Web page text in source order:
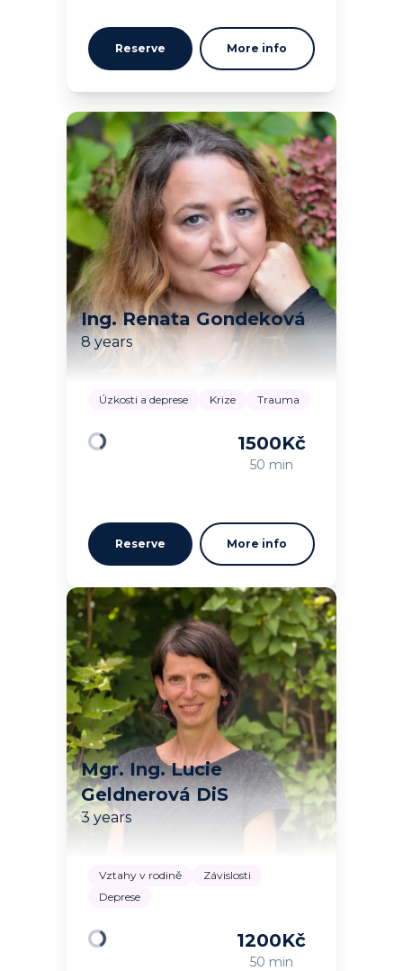
Reserve More info
Ing. Renata Gondeková
8 years
Úzkosti a deprese Krize Trauma
1500Kč
50 min
Reserve More info
Mgr. Ing. Lucie
Geldnerová DiS
3 years
Vztahy v rodině
Závislosti
Deprese
1200Kč
50 min